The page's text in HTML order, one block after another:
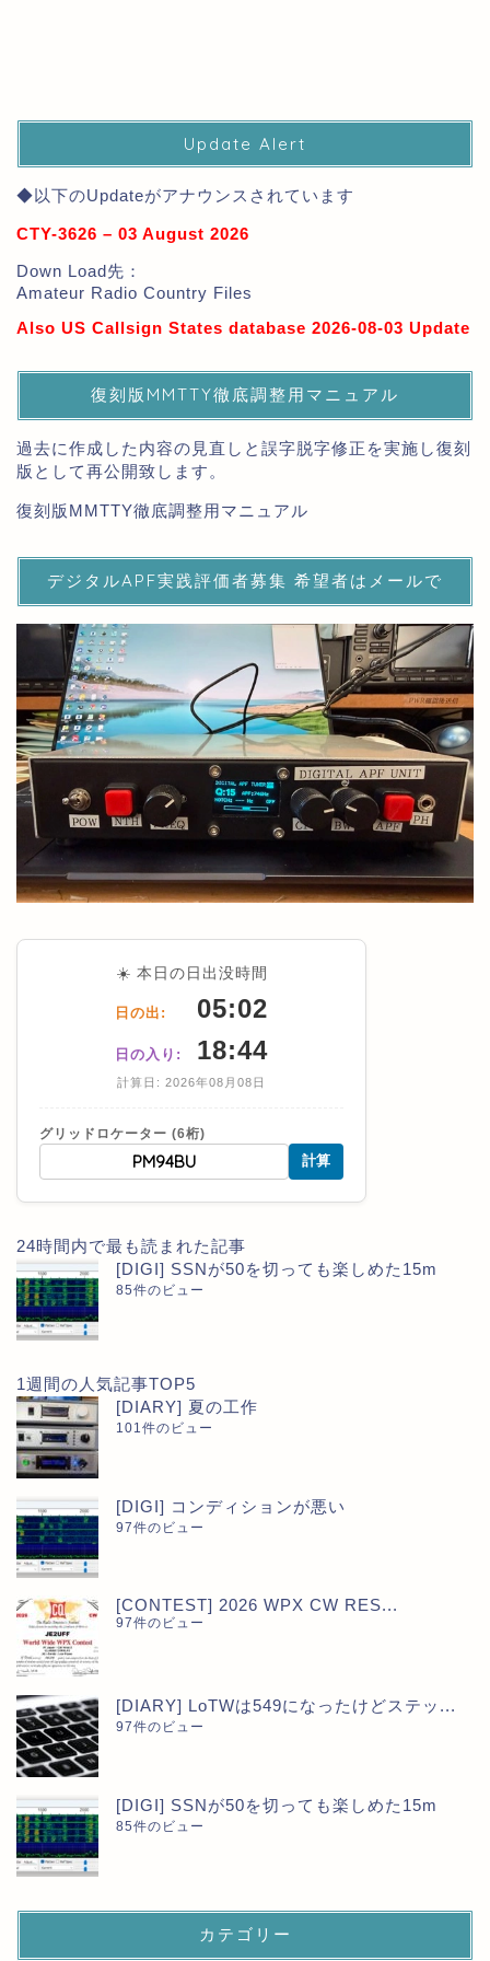
Update Alert
◆以下のUpdateがアナウンスされています
CTY-3626 – 03 August 2026
Down Load先：
Amateur Radio Country Files
Also US Callsign States database 2026-08-03 Update
復刻版MMTTY徹底調整用マニュアル
過去に作成した内容の見直しと誤字脱字修正を実施し復刻
版として再公開致します。
復刻版MMTTY徹底調整用マニュアル
デジタルAPF実践評価者募集 希望者はメールで
☀️ 本日の日出没時間
日の出: 05:02
日の入り: 18:44
計算日: 2026年08月08日
グリッドロケーター (6桁)
計算
24時間内で最も読まれた記事
[DIGI] SSNが50を切っても楽しめた15m
85件のビュー
1週間の人気記事TOP5
[DIARY] 夏の工作
101件のビュー
[DIGI] コンディションが悪い
97件のビュー
[CONTEST] 2026 WPX CW RES...
97件のビュー
[DIARY] LoTWは549になったけどステッ...
97件のビュー
[DIGI] SSNが50を切っても楽しめた15m
85件のビュー
カテゴリー